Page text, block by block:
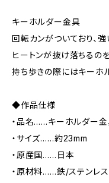
キーホルダー金具
回転カンがついており、
ヒートンが抜け落ちるの
持ち歩きの際にはキーホ
◆作品仕様
・品名……キーホルダー
・サイズ……約23mm
・原産国……日本
・原材料……鉄/ステンレス